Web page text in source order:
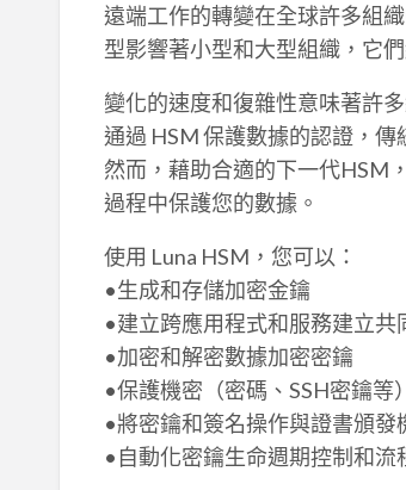
遠端工作的轉變在全球許多組
型影響著小型和大型組織，它
變化的速度和復雜性意味著許
通過 HSM 保護數據的認證，
然而，藉助合適的下一代HSM
過程中保護您的數據。
使用 Luna HSM，您可以：
•生成和存儲加密金鑰
•建立跨應用程式和服務建立共
•加密和解密數據加密密鑰
•保護機密（密碼、SSH密鑰等）
•將密鑰和簽名操作與證書頒
•自動化密鑰生命週期控制和流